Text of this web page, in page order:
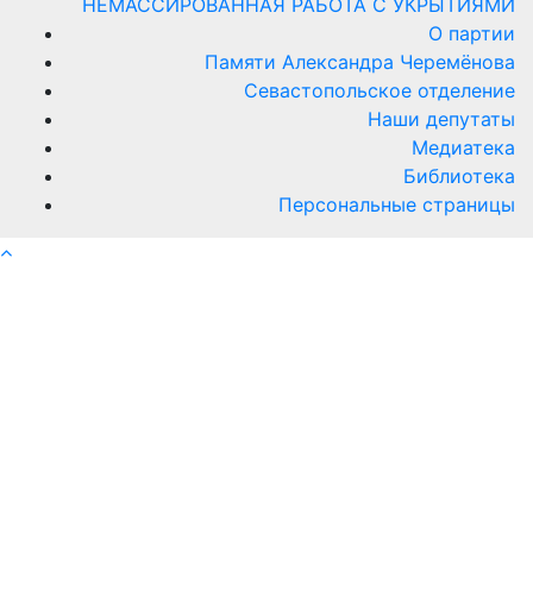
НЕМАССИРОВАННАЯ РАБОТА С УКРЫТИЯМИ
О партии
Памяти Александра Черемёнова
Севастопольское отделение
Наши депутаты
Медиатека
Библиотека
Персональные страницы